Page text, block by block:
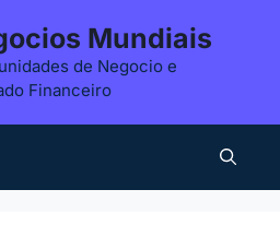
Mundiais
de Negocio e
Financeiro